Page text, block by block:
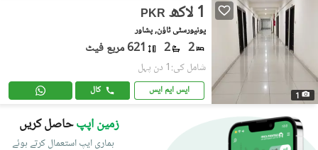
1
PKR 1 لاکھ
یونیورسٹی ٹاؤن, پشاور
2
2 621 مربع فیٹ
شامل کی:1 دن پہل
ایس ایم ایس کال
زمین اپپحاصل کریں
ہماری ایپ استعمال کرتے ہوئے